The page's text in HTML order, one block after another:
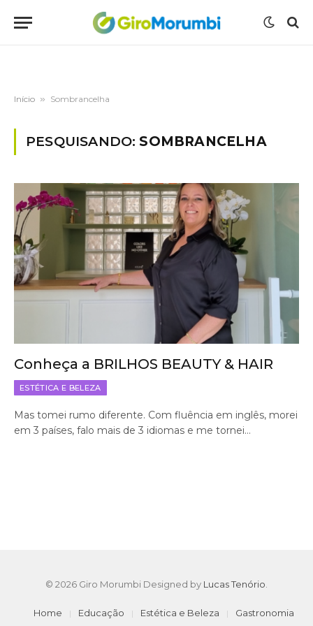
Início » Sombrancelha
PESQUISANDO: SOMBRANCELHA
Conheça a BRILHOS BEAUTY & HAIR
ESTÉTICA E BELEZA
Mas tomei rumo diferente. Com fluência em inglês, morei
em 3 países, falo mais de 3 idiomas e me tornei…
© 2026 Giro Morumbi Designed by Lucas Tenório
Home Educação Estética e Beleza
Gastronomia